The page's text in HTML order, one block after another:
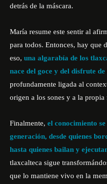
detrás de la máscara.
María resume este sentir al
para todos. Entonces, hay que
eso, una algarabía de los
nace del goce y del disfrute
profundamente ligada al
origen a los sones y a la propia
Finalmente, el conocimiento
generación, desde quienes
hasta quienes bailan y
tlaxcalteca sigue
que lo mantiene vivo en la